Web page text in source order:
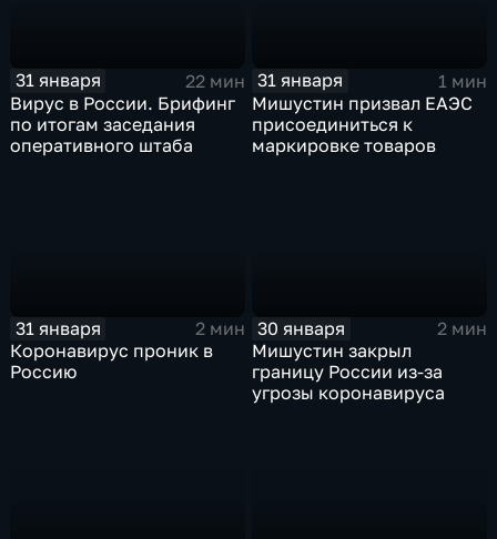
31 января
22 мин
Вирус в России. Брифинг
по итогам заседания
оперативного штаба
31 января
1 мин
Мишустин призвал ЕАЭС
присоединиться к
маркировке товаров
31 января
2 мин
Коронавирус проник в
Россию
30 января
2 мин
Мишустин закрыл
границу России из-за
угрозы коронавируса